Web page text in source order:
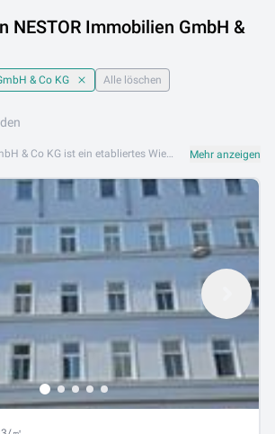
NESTOR Immobilien GmbH &
& Co KG Alle löschen
NESTOR Immobilien GmbH & Co KG ist ein etabliertes Wiener Immobilienunternehmen mit langjähriger Erfahrung und internationalem Team. Mit Fachkompetenz und persönlichem Engagement begleitet NESTOR Immobilien Kunden beim Kauf, Verkauf und der Vermietung von Wohn- und Anlageimmobilien in Wien. Das Portfolio von NESTOR Immobilien GmbH & Co KG umfasst Eigentumswohnungen, Mietwohnungen, Zinshäuser, Neubauprojekte und ausgewählte Anlageimmobilien. Das erfahrene Team steht für professionelle Abwicklung und transparente Kommunikation. NESTOR Immobilien GmbH & Co KG ist an folgenden Standorten aktiv: 1220 Wien. Sehen Sie sich das aktuelle Immobilienangebot von NESTOR Immobilien GmbH & Co KG auf Lib.at an und finden Sie Ihre ideale Immobilie in Wien. Mehr anzeigen